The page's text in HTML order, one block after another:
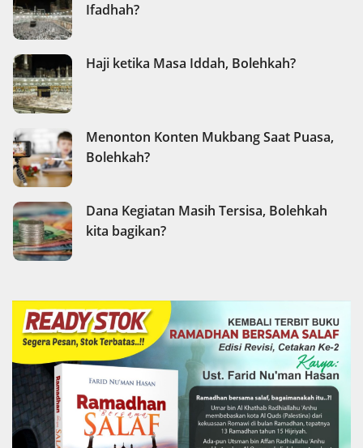
Ifadhah?
Haji ketika Masa Iddah, Bolehkah?
Menonton Konten Mukbang Saat Puasa,
Bolehkah?
Dana Kegiatan Masih Tersisa, Bolehkah
kita bagikan?